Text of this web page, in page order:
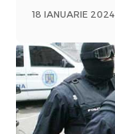
18 IANUARIE 2024